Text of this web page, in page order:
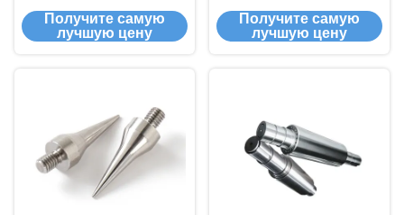
обработке с ЧПУ из
нержавеющей стали
Получите самую
лучшую цену
станковой
обработке с ЧПУ ISO
способность
Нестандартные
детали на заказ
Получите самую
лучшую цену